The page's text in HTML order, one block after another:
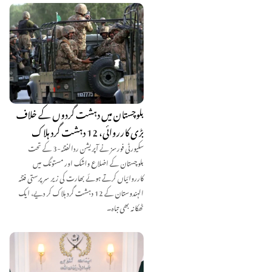
بلوچستان میں دہشت گردوں کے خلاف
بڑی کارروائی، 12 دہشت گرد ہلاک
سکیورٹی فورسز نے آپریشن ردالفتنہ-3 کے تحت
بلوچستان کے اضلاع واشک اور مستونگ میں
کارروائیاں کرتے ہوئے بھارت کی زیر سرپرستی فتنہ
الہندوستان کے 12 دہشت گرد ہلاک کر دیے، ایک
ٹھکانہ بھی تباہ۔